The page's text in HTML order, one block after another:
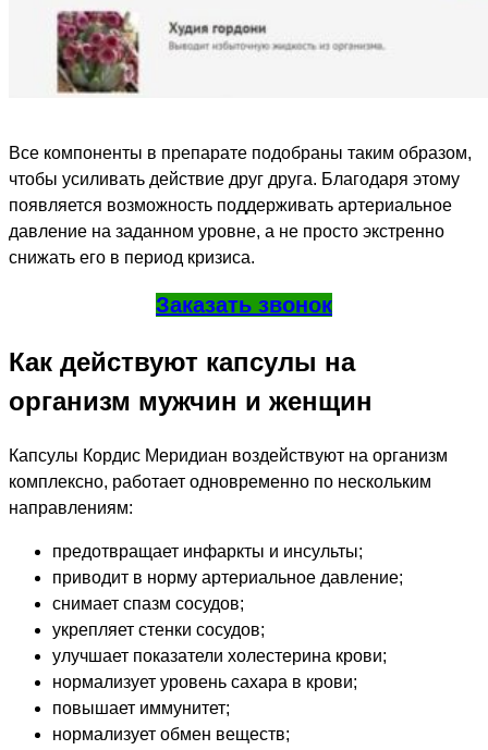
Все компоненты в препарате подобраны таким образом,
чтобы усиливать действие друг друга. Благодаря этому
появляется возможность поддерживать артериальное
давление на заданном уровне, а не просто экстренно
снижать его в период кризиса.
Заказать звонок
Как действуют капсулы на
организм мужчин и женщин
Капсулы Кордис Меридиан воздействуют на организм
комплексно, работает одновременно по нескольким
направлениям:
предотвращает инфаркты и инсульты;
приводит в норму артериальное давление;
снимает спазм сосудов;
укрепляет стенки сосудов;
улучшает показатели холестерина крови;
нормализует уровень сахара в крови;
повышает иммунитет;
нормализует обмен веществ;